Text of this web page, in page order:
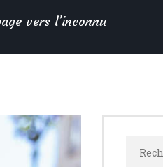
vers l’inconnu